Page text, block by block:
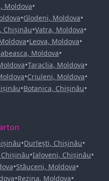
Moldova•
•Glodeni, Moldova•
Chișinău•Vatra, Moldova•
•Leova, Moldova•
Moldova•
•Taraclia, Moldova•
•Criuleni, Moldova•
•Botanica, Chișinău•
•Durlești, Chișinău•
•Ialoveni, Chișinău•
•Stăuceni, Moldova•
•Rezina, Moldova•